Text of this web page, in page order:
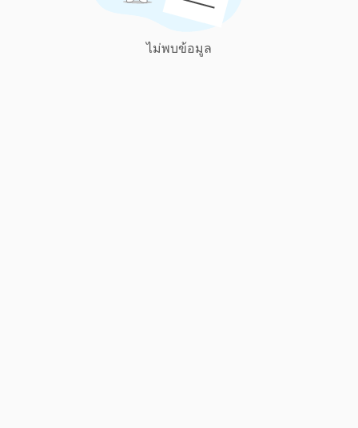
ไม่พบข้อมูล